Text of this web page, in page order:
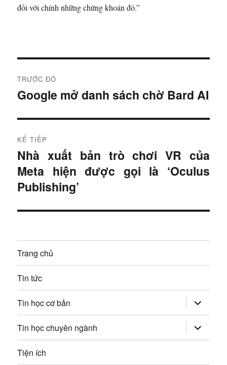
đối với chính những chứng khoán đó.”
i
u
h
ư
g
b
à
i
v
i
TRƯỚC ĐÓ
B
i
t
r
ư
ớ
c
:
Google mở danh sách chờ Bard AI
KẾ TIẾP
B
à
i
i
p
:
Nhà xuất bản trò chơi VR của
Meta hiện được gọi là ‘Oculus
Publishing’
Trang chủ
Tin tức
Tin học cơ bản mở
rộng
trình
đơn
con
Tin học chuyên ngành mở
rộng
trình
Tiện ích